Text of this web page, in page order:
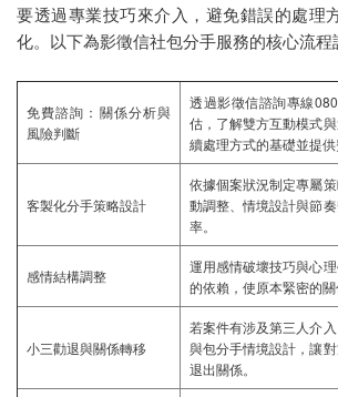
要透過專業技巧來介入，避免錯誤的處理
化。以下為影徵信社包分手服務的核心流程
免費諮詢：關係分析與
風險判斷
透過影徵信諮詢專線
估，了解雙方互動模式
續處理方式的基礎並提供
客製化分手策略設計
依據個案狀況制定專屬
動調整、情境設計與節
率。
感情結構調整
運用感情破壞技巧與心
的依賴，使原本緊密的關
小三勸退與關係轉移
若案件有涉及第三人介
與包分手情境設計，讓
退出關係。